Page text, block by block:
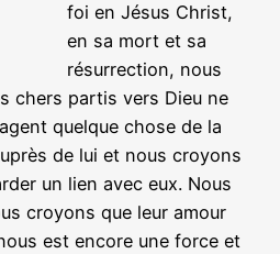
foi en Jésus Christ,
en sa mort et sa
résurrection, nous
chers partis vers Dieu ne
quelque chose de la
de lui et nous croyons
un lien avec eux. Nous
croyons que leur amour
est encore une force et